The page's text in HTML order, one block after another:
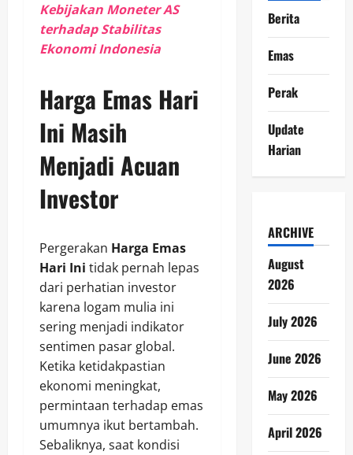
Kebijakan Moneter AS
terhadap Stabilitas
Ekonomi Indonesia
Harga Emas Hari
Ini Masih
Menjadi Acuan
Investor
Pergerakan Harga Emas
Hari Ini tidak pernah lepas
dari perhatian investor
karena logam mulia ini
sering menjadi indikator
sentimen pasar global.
Ketika ketidakpastian
ekonomi meningkat,
permintaan terhadap emas
umumnya ikut bertambah.
Sebaliknya, saat kondisi
Berita
Emas
Perak
Update
Harian
ARCHIVE
August
2026
July 2026
June 2026
May 2026
April 2026